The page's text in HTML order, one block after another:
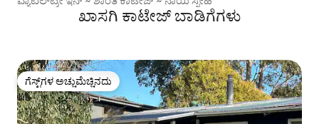
ಖಾಸಗಿ ಕಾಟೇಜ್ ಬಾಡಿಗೆಗಳು
ಗೆಸ್ಟ್‌ಗಳ ಅಚ್ಚುಮೆಚ್ಚಿನದು
ಗೆಸ್ಟ್‌ಗಳ ಅಚ್ಚುಮೆಚ್ಚಿನದು